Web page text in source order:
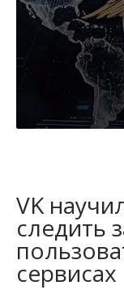
VK
следить
сервисах